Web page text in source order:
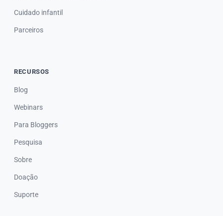
Cuidado infantil
Parceiros
RECURSOS
Blog
Webinars
Para Bloggers
Pesquisa
Sobre
Doação
Suporte